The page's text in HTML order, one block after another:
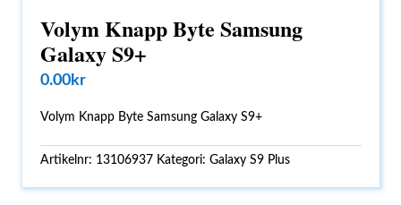
Volym Knapp Byte Samsung
Galaxy S9+
0.00kr
Volym Knapp Byte Samsung Galaxy S9+
Artikelnr: 13106937 Kategori:Galaxy S9 Plus